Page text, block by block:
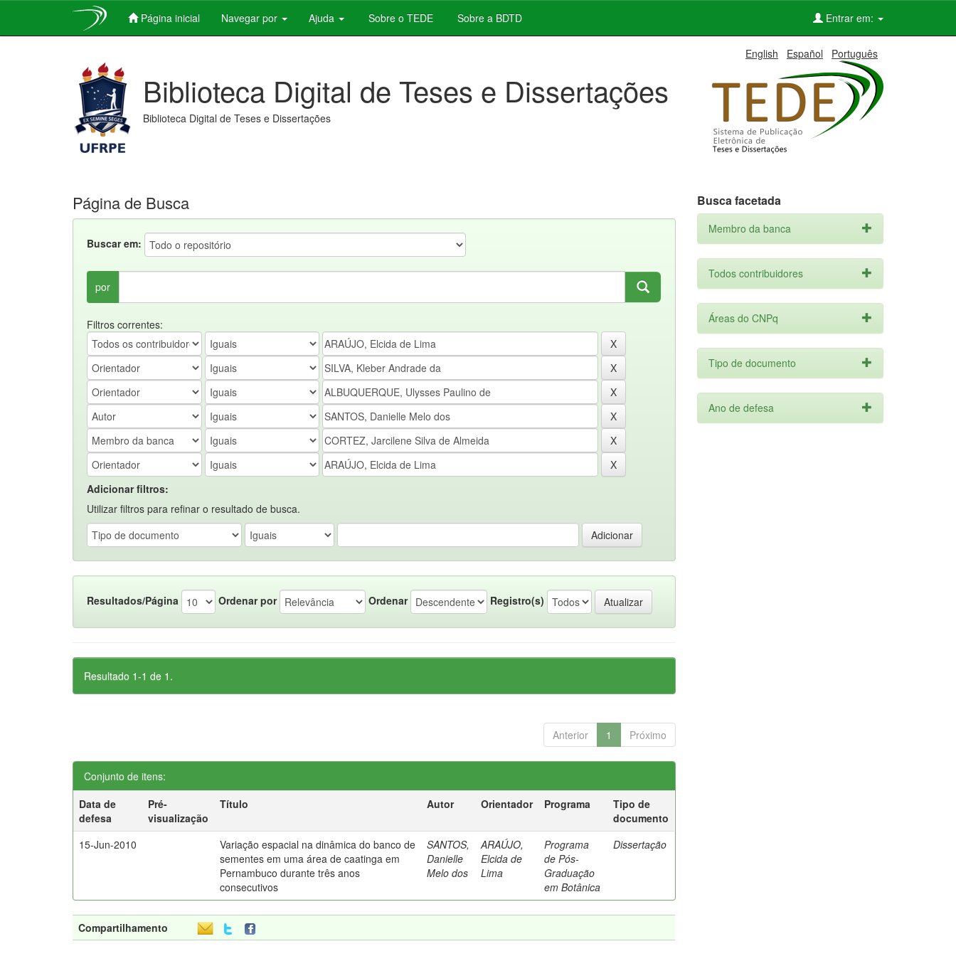
Página inicial Navegar por Ajuda Sobre o TEDE Sobre a BDTD Entrar em:
English Español Português
Biblioteca Digital de Teses e Dissertações
Biblioteca Digital de Teses e Dissertações
Página de Busca
Buscar em:
por
Filtros correntes:
Adicionar filtros:
Utilizar filtros para refinar o resultado de busca.
Resultados/Página Ordenar por Ordenar Registro(s)
Resultado 1-1 de 1.
Anterior 1 Próximo
Conjunto de itens:
Data de
defesa
Pré-
visualização
Título Autor Orientador Programa
Tipo de
documento
15-Jun-2010
Variação espacial na dinâmica do banco de
sementes em uma área de caatinga em
Pernambuco durante três anos
consecutivos
SANTOS,
Danielle
Melo dos
ARAÚJO,
Elcida de
Lima
Programa
de Pós-
Graduação
em Botânica
Dissertação
Compartilhamento
Busca facetada
Membro da banca
Todos contribuidores
Áreas do CNPq
Tipo de documento
Ano de defesa